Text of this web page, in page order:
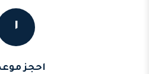
١
احجز